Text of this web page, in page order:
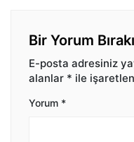
Bir Yorum
E-posta adresiniz
alanlar * ile
Yorum *